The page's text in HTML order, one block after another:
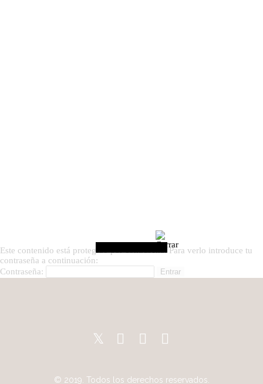
Este contenido está protegido por contraseña. Para verlo introduce tu
contraseña a continuación:
Contraseña:
© 2019. Todos los derechos reservados.